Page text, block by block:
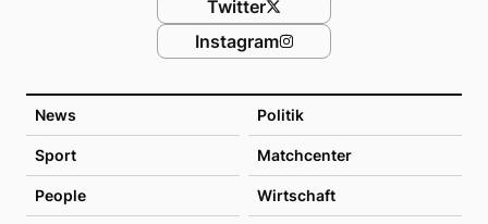
News Politik
Sport Matchcenter
People Wirtschaft
Twitter
Instagram